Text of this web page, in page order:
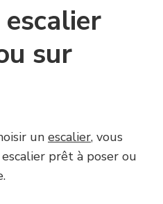
sur
un escalier, vous
prêt à poser ou